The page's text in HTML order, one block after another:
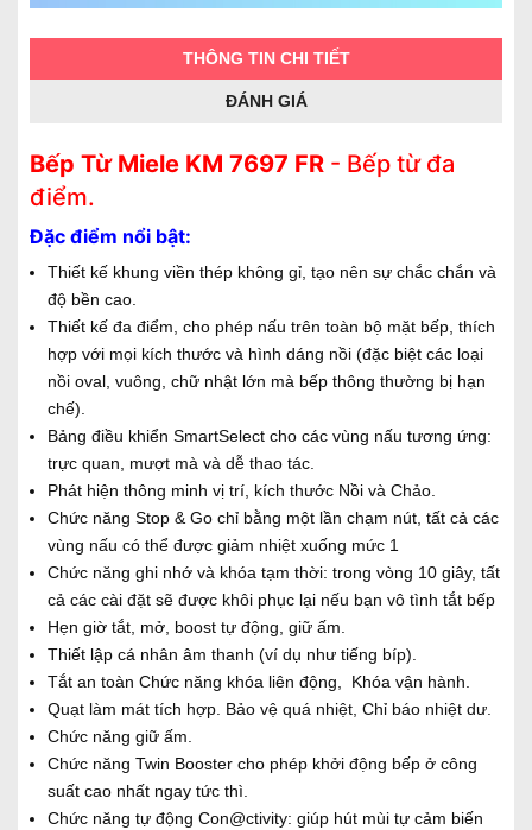
THÔNG TIN CHI TIẾT
ĐÁNH GIÁ
Bếp Từ Miele KM 7697 FR - Bếp từ đa
điểm.
Đặc điểm nổi bật:
Thiết kế khung viền thép không gỉ, tạo nên sự chắc chắn và
độ bền cao.
Thiết kế đa điểm, cho phép nấu trên toàn bộ mặt bếp, thích
hợp với mọi kích thước và hình dáng nồi (đặc biệt các loại
nồi oval, vuông, chữ nhật lớn mà bếp thông thường bị hạn
chế).
Bảng điều khiển SmartSelect cho các vùng nấu tương ứng:
trực quan, mượt mà và dễ thao tác.
Phát hiện thông minh vị trí, kích thước Nồi và Chảo.
Chức năng Stop & Go chỉ bằng một lần chạm nút, tất cả các
vùng nấu có thể được giảm nhiệt xuống mức 1
Chức năng ghi nhớ và khóa tạm thời: trong vòng 10 giây, tất
cả các cài đặt sẽ được khôi phục lại nếu bạn vô tình tắt bếp
Hẹn giờ tắt, mở, boost tự động, giữ ấm.
Thiết lập cá nhân âm thanh (ví dụ như tiếng bíp).
Tắt an toàn Chức năng khóa liên động, Khóa vận hành.
Quạt làm mát tích hợp. Bảo vệ quá nhiệt, Chỉ báo nhiệt dư.
Chức năng giữ ấm.
Chức năng Twin Booster cho phép khởi động bếp ở công
suất cao nhất ngay tức thì.
Chức năng tự động Con@ctivity: giúp hút mùi tự cảm biến